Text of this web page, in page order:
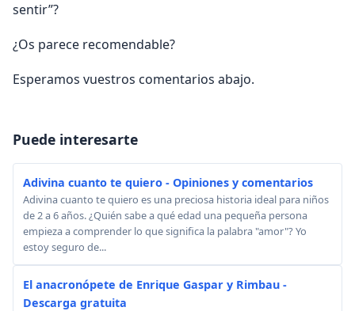
sentir”?
¿Os parece recomendable?
Esperamos vuestros comentarios abajo.
Puede interesarte
Adivina cuanto te quiero - Opiniones y comentarios
Adivina cuanto te quiero es una preciosa historia ideal para niños
de 2 a 6 años. ¿Quién sabe a qué edad una pequeña persona
empieza a comprender lo que significa la palabra "amor"? Yo
estoy seguro de...
El anacronópete de Enrique Gaspar y Rimbau -
Descarga gratuita